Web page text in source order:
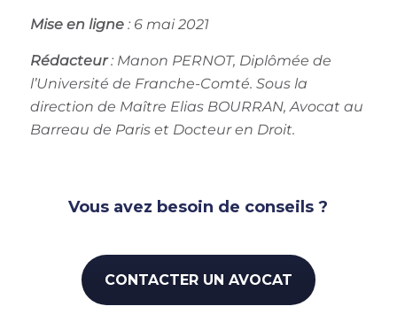
Mise en ligne: 6 mai 2021
Rédacteur: Manon PERNOT, Diplômée de
l’Université de Franche-Comté. Sous la
direction de Maître Elias BOURRAN, Avocat au
Barreau de Paris et Docteur en Droit.
Vous avez besoin de conseils ?
CONTACTER UN AVOCAT